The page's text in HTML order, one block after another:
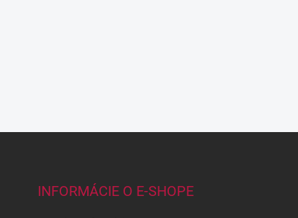
INFORMÁCIE O E-SHOPE